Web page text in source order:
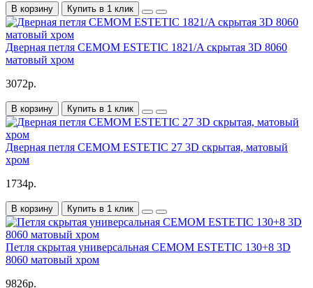
В корзину Купить в 1 клик
Дверная петля CEMOM ESTETIC 1821/A скрытая 3D 8060
матовый хром
3072р.
В корзину Купить в 1 клик
Дверная петля CEMOM ESTETIC 27 3D скрытая, матовый
хром
1734р.
В корзину Купить в 1 клик
Петля скрытая универсальная CEMOM ESTETIC 130+8 3D
8060 матовый хром
9826р.